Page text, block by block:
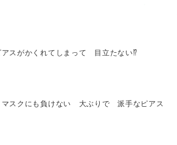
スがかくれてしまって 目立たない⁉︎
スクにも負けない 大ぶりで 派手なピアス